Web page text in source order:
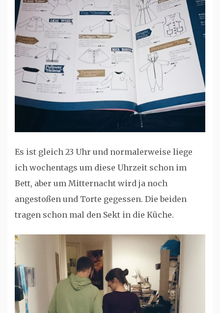
Es ist gleich 23 Uhr und normalerweise liege
ich wochentags um diese Uhrzeit schon im
Bett, aber um Mitternacht wird ja noch
angestoßen und Torte gegessen. Die beiden
tragen schon mal den Sekt in die Küche.